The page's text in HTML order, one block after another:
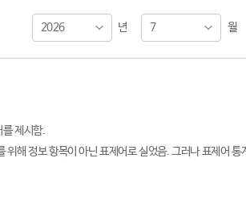
2026 년 7 월
제시함.
위해 정보 항목이 아닌 표제어로 실었음. 그러나 표제어 통